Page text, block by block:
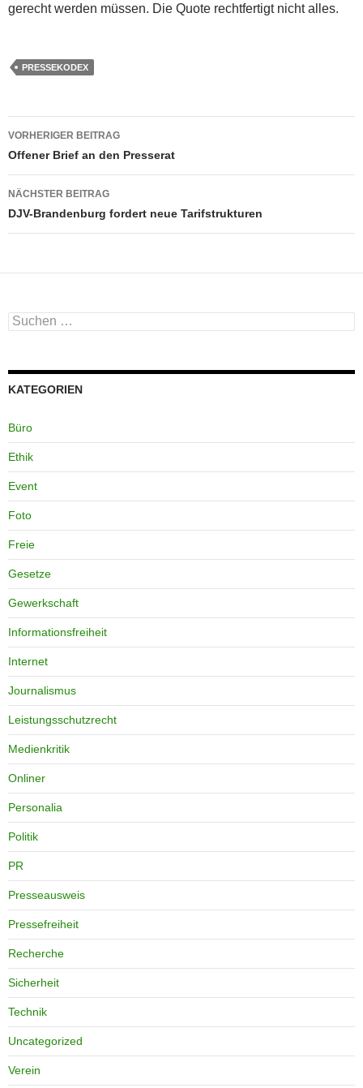
gerecht werden müssen. Die Quote rechtfertigt nicht alles.
PRESSEKODEX
Beitragsnavigation
VORHERIGER BEITRAG
Offener Brief an den Presserat
NÄCHSTER BEITRAG
DJV-Brandenburg fordert neue Tarifstrukturen
Suchen
nach:
KATEGORIEN
Büro
Ethik
Event
Foto
Freie
Gesetze
Gewerkschaft
Informationsfreiheit
Internet
Journalismus
Leistungsschutzrecht
Medienkritik
Onliner
Personalia
Politik
PR
Presseausweis
Pressefreiheit
Recherche
Sicherheit
Technik
Uncategorized
Verein